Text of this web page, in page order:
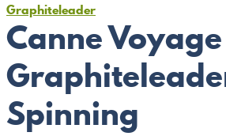
Graphiteleader
Canne Voyage
Spinning